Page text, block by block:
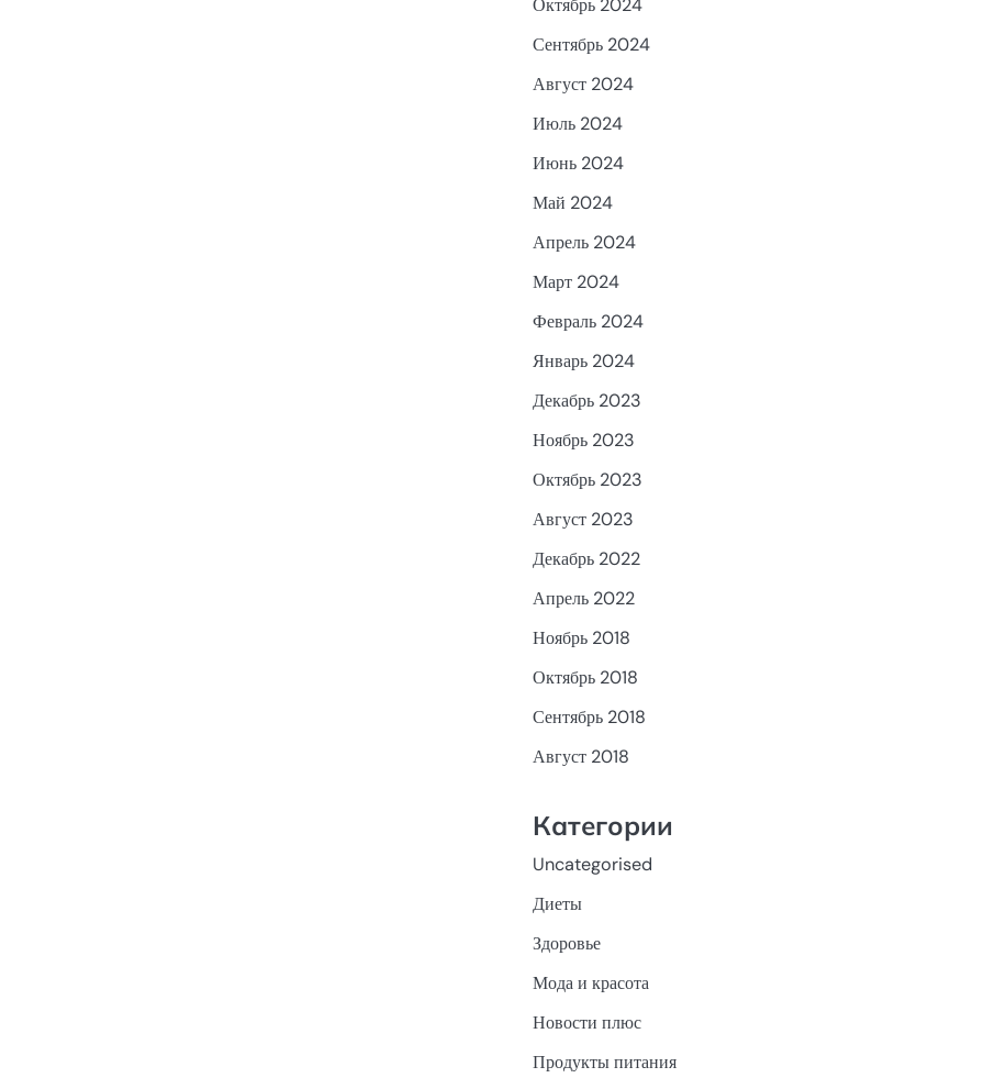
Октябрь 2024
Сентябрь 2024
Август 2024
Июль 2024
Июнь 2024
Май 2024
Апрель 2024
Март 2024
Февраль 2024
Январь 2024
Декабрь 2023
Ноябрь 2023
Октябрь 2023
Август 2023
Декабрь 2022
Апрель 2022
Ноябрь 2018
Октябрь 2018
Сентябрь 2018
Август 2018
Категории
Uncategorised
Диеты
Здоровье
Мода и красота
Новости плюс
Продукты питания